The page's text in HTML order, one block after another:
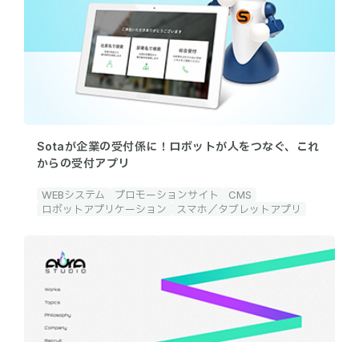
Sotaが企業の受付係に！ロボットが人をつなぐ、これ
からの受付アプリ
WEBシステム プロモーションサイト
CMS
ロボットアプリケーション
スマホ／タブレットアプリ